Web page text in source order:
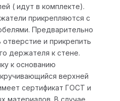
( идут в комплекте).
прикрепляются с
Предварительно
и прикрепить
держателя к стене.
к основанию
верхней
сертификат ГОСТ и